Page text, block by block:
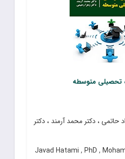
تحصیلی متوسطه
حاتمی ، دکتر محمد آرمند ، دکتر
Javad Hatami , PhD ,